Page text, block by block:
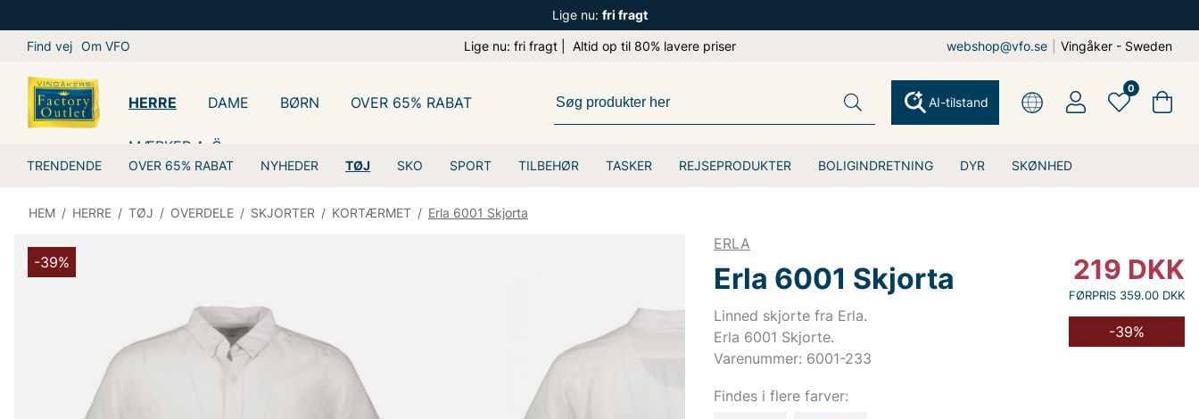
Lige nu: fri fragt
Find vej Om VFO Lige nu: fri fragt | Altid op til 80% lavere priser webshop@vfo.se Vingåker - Sweden
HERRE
TRENDENDE OVER 65% RABAT NYHEDER TØJ SKO SPORT TILBEHØR TASKER REJSEPRODUKTER BOLIGINDRETNING DYR SKØNHED
DAME BØRN OVER 65% RABAT
MÆRKER A-Ö
AI-tilstand
0
HEM / HERRE / TØJ / OVERDELE / SKJORTER / KORTÆRMET / Erla 6001 Skjorta
-39%
ERLA
Erla 6001 Skjorta
Linned skjorte fra Erla.
Erla 6001 Skjorte.
Varenummer: 6001-233
219 DKK
FØRPRIS 359.00 DKK
-39%
Findes i flere farver: